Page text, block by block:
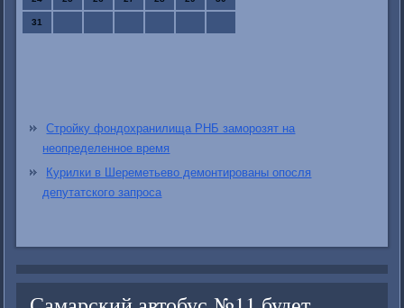
31
Стройку фондохранилища РНБ заморозят на
неопределенное время
Курилки в Шереметьево демонтированы опосля
депутатского запроса